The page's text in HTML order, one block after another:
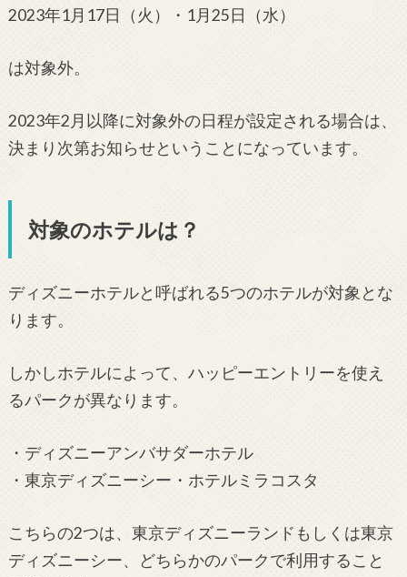
2023年1月17日（火）・1月25日（水）
は対象外。
2023年2月以降に対象外の日程が設定される場合は、
決まり次第お知らせということになっています。
対象のホテルは？
ディズニーホテルと呼ばれる5つのホテルが対象とな
ります。
しかしホテルによって、ハッピーエントリーを使え
るパークが異なります。
・ディズニーアンバサダーホテル
・東京ディズニーシー・ホテルミラコスタ
こちらの2つは、東京ディズニーランドもしくは東京
ディズニーシー、どちらかのパークで利用すること